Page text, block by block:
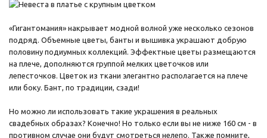
«Гигантомания» накрывает модной волной уже несколько сезонов
подряд. Объемные цветы, банты и вышивка украшают добрую
половину подиумных коллекций. Эффектные цветы размещаются
на плече, дополняются группой мелких цветочков или
лепесточков. Цветок из ткани элегантно располагается на плече
или боку. Бант, по традиции, сзади!
Но можно ли использовать такие украшения в реальных
свадебных образах? Конечно! Но только если вы не ниже 160 см - в
противном случае они будут смотреться нелепо. Также помните,